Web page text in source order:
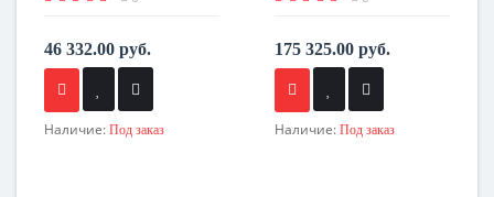
46 332.00 руб.
Наличие: Под заказ
175 325.00 руб.
Наличие: Под заказ